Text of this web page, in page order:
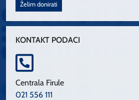
Želim donirati
KONTAKT PODACI
Centrala Firule
021 556 111